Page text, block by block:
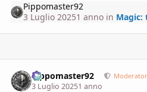
Pippomaster92
3 Luglio 20251 anno in Magic:
Pippomaster92
3 Luglio 20251 anno